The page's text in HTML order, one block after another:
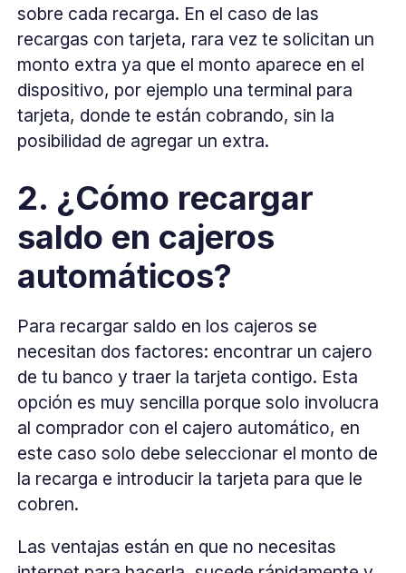
sobre cada recarga. En el caso de las
recargas con tarjeta, rara vez te solicitan un
monto extra ya que el monto aparece en el
dispositivo, por ejemplo una terminal para
tarjeta, donde te están cobrando, sin la
posibilidad de agregar un extra.
2. ¿Cómo recargar
saldo en cajeros
automáticos?
Para recargar saldo en los cajeros se
necesitan dos factores: encontrar un cajero
de tu banco y traer la tarjeta contigo. Esta
opción es muy sencilla porque solo involucra
al comprador con el cajero automático, en
este caso solo debe seleccionar el monto de
la recarga e introducir la tarjeta para que le
cobren.
Las ventajas están en que no necesitas